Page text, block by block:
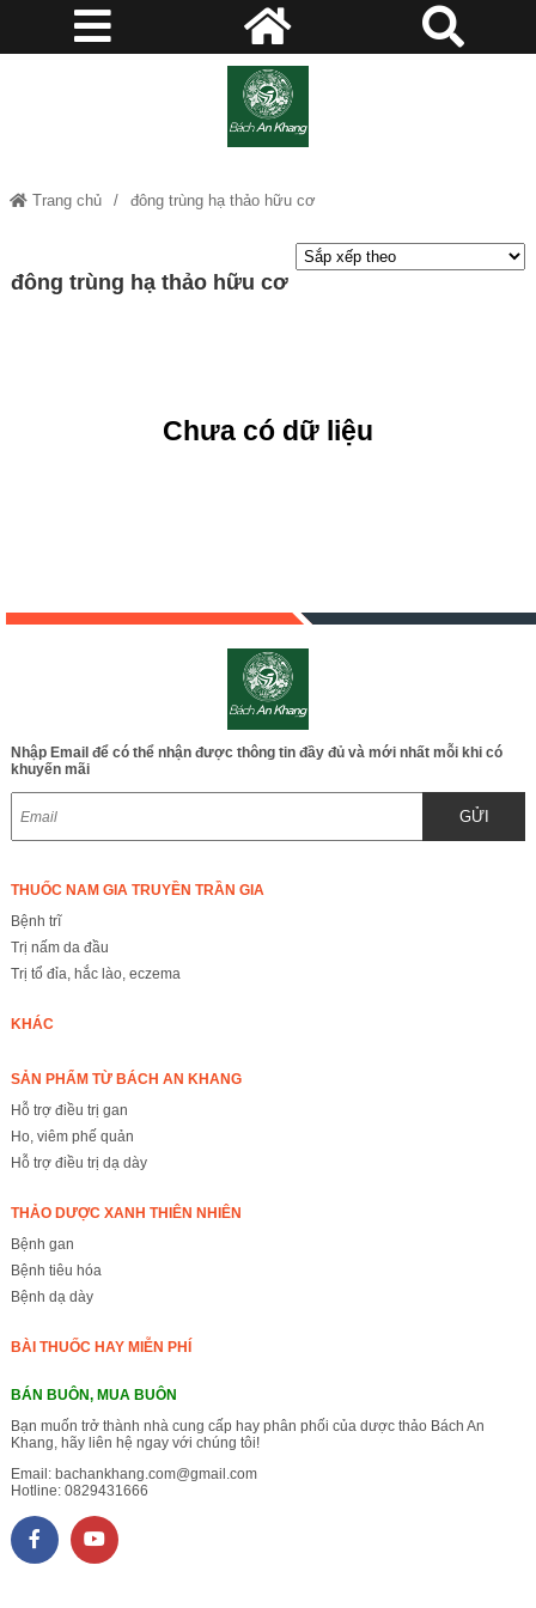
Trang chủ đông trùng hạ thảo hữu cơ
đông trùng hạ thảo hữu cơ
Chưa có dữ liệu
Nhập Email để có thể nhận được thông tin đầy đủ và mới nhất mỗi khi có
khuyến mãi
GỬI
THUỐC NAM GIA TRUYỀN TRẦN GIA
Bệnh trĩ
Trị nấm da đầu
Trị tổ đỉa, hắc lào, eczema
KHÁC
SẢN PHẨM TỪ BÁCH AN KHANG
Hỗ trợ điều trị gan
Ho, viêm phế quản
Hỗ trợ điều trị dạ dày
THẢO DƯỢC XANH THIÊN NHIÊN
Bệnh gan
Bệnh tiêu hóa
Bệnh dạ dày
BÀI THUỐC HAY MIỄN PHÍ
BÁN BUÔN, MUA BUÔN
Bạn muốn trở thành nhà cung cấp hay phân phối của dược thảo Bách An
Khang, hãy liên hệ ngay với chúng tôi!
Email: bachankhang.com@gmail.com
Hotline: 0829431666